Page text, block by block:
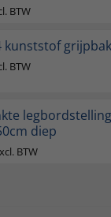
BTW
kunststof
BTW
diep
BTW